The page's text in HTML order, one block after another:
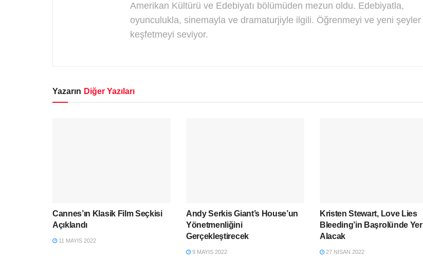
Amerikan Kültürü ve Edebiyatı bölümüden mezun oldu. Edebiyatla,
oyunculukla, sinemayla ve dramaturjiyle ilgili. Öğrenmeyi ve yeni şeyler
keşfetmeyi seviyor.
Yazarın Diğer Yazıları
Cannes’ın Klasik Film Seçkisi
Açıklandı
11 MAYIS 2022
Andy Serkis Giant’s House’un
Yönetmenliğini
Gerçekleştirecek
9 MAYIS 2022
Kristen Stewart, Love Lies
Bleeding’in Başrolünde Yer
Alacak
27 NISAN 2022